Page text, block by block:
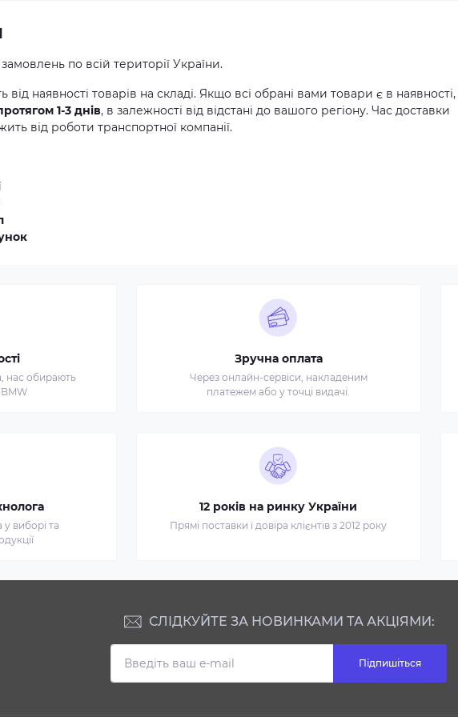
по всій території України.
від наявності товарів на складі. Якщо всі обрані вами товари є в
1-3 днів, в залежності від відстані до вашого регіону. Час доставки
від роботи транспортної компанії.
нас обирають
Зручна оплата
Через онлайн-сервіси, накладеним
платежем або у точці видачі.
виборі та
12 років на ринку України
Прямі поставки і довіра клієнтів з 2012 року
СЛІДКУЙТЕ ЗА НОВИНКАМИ ТА АКЦІЯМИ:
Підпишіться